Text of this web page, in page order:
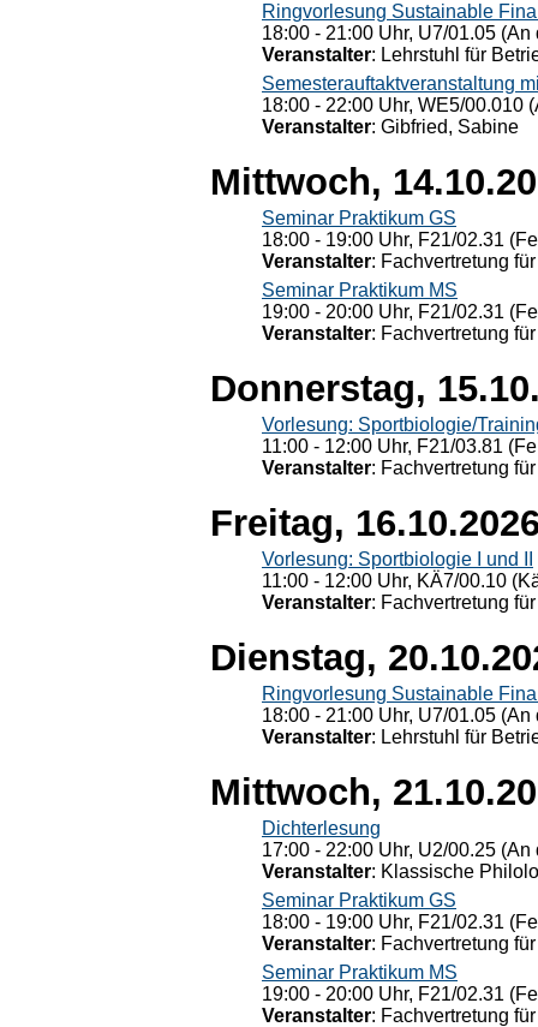
Ringvorlesung Sustainable
18:00 - 21:00 Uhr, U7/01.05
Veranstalter: Lehrstuhl für
Semesterauftaktveranstaltung
18:00 - 22:00 Uhr, WE5/00.010
Veranstalter: Gibfried, Sabine
Mittwoch,
Seminar Praktikum GS
18:00 - 19:00 Uhr, F21/02.31
Veranstalter: Fachvertretung
Seminar Praktikum MS
19:00 - 20:00 Uhr, F21/02.31
Veranstalter: Fachvertretung
Donnerstag,
Vorlesung: Sportbiologie/
11:00 - 12:00 Uhr, F21/03.81
Veranstalter: Fachvertretung
Freitag,
Vorlesung: Sportbiologie I und II
11:00 - 12:00 Uhr, KÄ7/00.10
Veranstalter: Fachvertretung
Dienstag,
Ringvorlesung Sustainable
18:00 - 21:00 Uhr, U7/01.05
Veranstalter: Lehrstuhl für
Mittwoch,
Dichterlesung
17:00 - 22:00 Uhr, U2/00.25
Veranstalter: Klassische
Seminar Praktikum GS
18:00 - 19:00 Uhr, F21/02.31
Veranstalter: Fachvertretung
Seminar Praktikum MS
19:00 - 20:00 Uhr, F21/02.31
Veranstalter: Fachvertretung